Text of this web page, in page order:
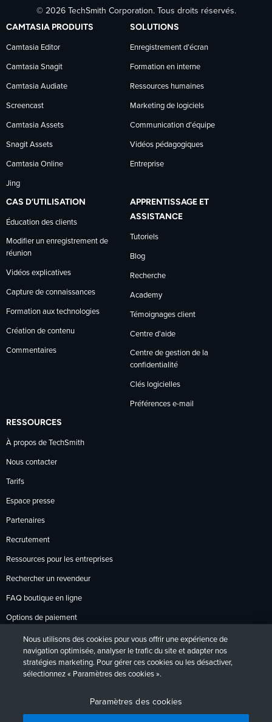
TechSmith
sur
Facebook
TechSmith
sur
LinkedIn
TechSmith
sur
YouTube
© 2026 TechSmith Corporation. Tous droits réservés.
CAMTASIA PRODUITS
Camtasia Editor
Camtasia Snagit
Camtasia Audiate
Screencast
Camtasia Assets
Snagit Assets
Camtasia Online
Jing
SOLUTIONS
Enregistrement d’écran
Formation en interne
Ressources humaines
Marketing de logiciels
Communication d’équipe
Vidéos pédagogiques
Entreprise
CAS D’UTILISATION
Éducation des clients
Modifier un enregistrement de
réunion
Vidéos explicatives
Capture de connaissances
Formation aux technologies
Création de contenu
Commentaires
APPRENTISSAGE ET
ASSISTANCE
Tutoriels
Blog
Recherche
Academy
Témoignages client
Centre d’aide
Centre de gestion de la
confidentialité
Clés logicielles
Préférences e-mail
RESSOURCES
À propos de TechSmith
Nous contacter
Tarifs
Espace presse
Partenaires
Recrutement
Ressources pour les entreprises
Rechercher un revendeur
FAQ boutique en ligne
Options de paiement
Politique de retour
DeutschFrançais Español日本語
Nous utilisons des cookies pour vous offrir une expérience de
navigation optimisée, analyser le trafic du site et adapter nos
stratégies marketing. Pour gérer ces cookies ou les désactiver,
sélectionnez « Paramètres des cookies ».
Paramètres des cookies